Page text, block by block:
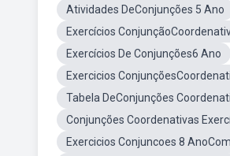
Atividades DeConjunções 5 Ano
Exercícios
Exercícios De Conjunções6 Ano
Exercicios
Tabela DeConjunções
Conjunções Coordenativas
Exercicios Conjuncoes 8